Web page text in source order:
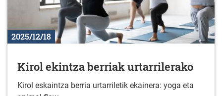
2025/12/18
Kirol ekintza berriak urtarrilerako
Kirol eskaintza berria urtarriletik ekainera: yoga eta